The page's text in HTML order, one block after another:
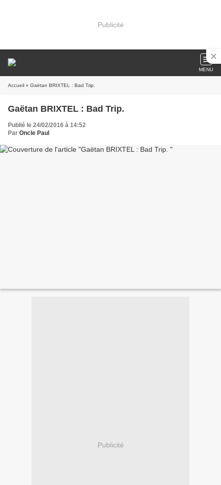
Publicité
MENU
Accueil » Gaëtan BRIXTEL : Bad Trip.
Gaëtan BRIXTEL : Bad Trip.
Publié le 24/02/2016 à 14:52
Par Oncle Paul
Publicité